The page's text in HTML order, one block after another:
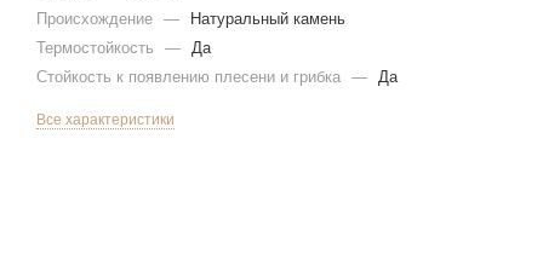
Происхождение —
Натуральный камень
Термостойкость
—
Да
Стойкость к появлению плесени и грибка — Да
Все характеристики